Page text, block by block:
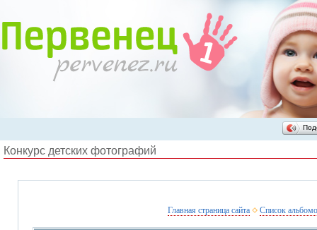
Конкурс детских фотографий
Главная страница сайта Список